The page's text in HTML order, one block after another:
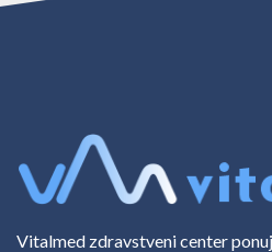
Vitalmed zdravstveni center